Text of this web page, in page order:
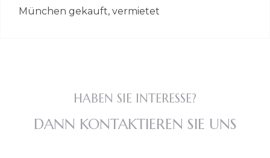
München gekauft, vermietet
HABEN SIE INTERESSE?
DANN KONTAKTIEREN SIE UNS